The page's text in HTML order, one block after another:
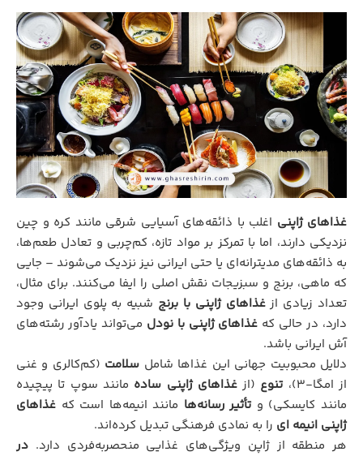
غذاهای ژاپنی اغلب با ذائقه‌های آسیایی شرقی مانند کره و چین
نزدیکی دارند، اما با تمرکز بر مواد تازه، کم‌چربی و تعادل طعم‌ها،
به ذائقه‌های مدیترانه‌ای یا حتی ایرانی نیز نزدیک می‌شوند – جایی
که ماهی، برنج و سبزیجات نقش اصلی را ایفا می‌کنند. برای مثال،
تعداد زیادی ازغذاهای ژاپنی با برنج شبیه به پلوی ایرانی وجود
دارد، در حالی که غذاهای ژاپنی با نودل می‌تواند یادآور رشته‌های
آش ایرانی باشد.
دلایل محبوبیت جهانی این غذاها شامل سلامت‌ (کم‌کالری و غنی
از امگا-3)،
تنوع (ازغذاهای ژاپنی ساده مانند سوپ تا پیچیده
مانند کایسکی) و تأثیر رسانه‌ها مانند انیمه‌ها است که غذاهای
ژاپنی انیمه ای را به نمادی فرهنگی تبدیل کرده‌اند.
هر منطقه از ژاپن ویژگی‌های غذایی منحصربه‌فردی دارد. در